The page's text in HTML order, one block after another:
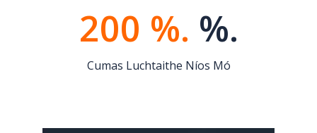
200 %. %.
Cumas Luchtaithe Níos Mó